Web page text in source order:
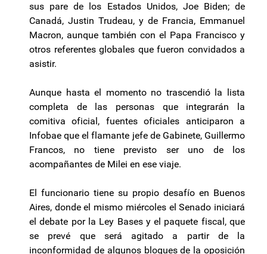
sus pare de los Estados Unidos, Joe Biden; de
Canadá, Justin Trudeau, y de Francia, Emmanuel
Macron, aunque también con el Papa Francisco y
otros referentes globales que fueron convidados a
asistir.
Aunque hasta el momento no trascendió la lista
completa de las personas que integrarán la
comitiva oficial, fuentes oficiales anticiparon a
Infobae que el flamante jefe de Gabinete, Guillermo
Francos, no tiene previsto ser uno de los
acompañantes de Milei en ese viaje.
El funcionario tiene su propio desafío en Buenos
Aires, donde el mismo miércoles el Senado iniciará
el debate por la Ley Bases y el paquete fiscal, que
se prevé que será agitado a partir de la
inconformidad de algunos bloques de la oposición